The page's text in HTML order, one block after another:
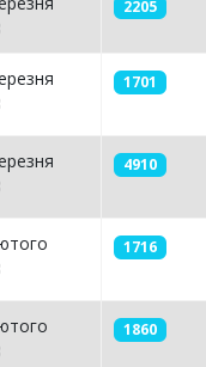
2205
1701
4910
1716
1860